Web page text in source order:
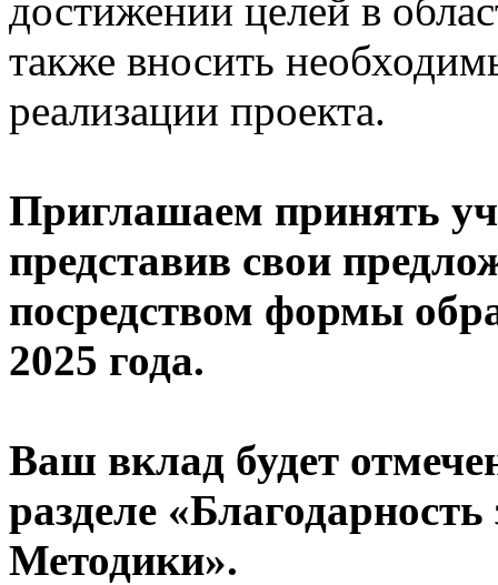
достижении целей в
также вносить
реализации проекта.
Приглашаем принять
представив свои
посредством формы
2025 года.
Ваш вклад будет
разделе
Методики».